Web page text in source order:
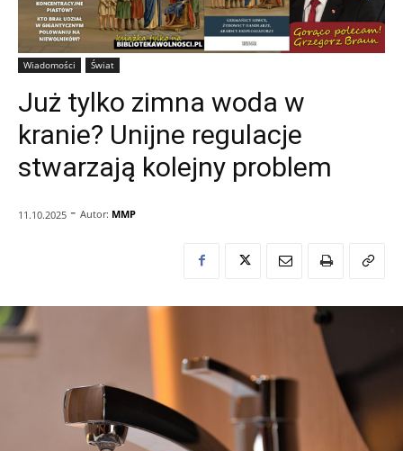
Wiadomości Świat
Już tylko zimna woda w
kranie? Unijne regulacje
stwarzają kolejny problem
11.10.2025 - Autor: MMP